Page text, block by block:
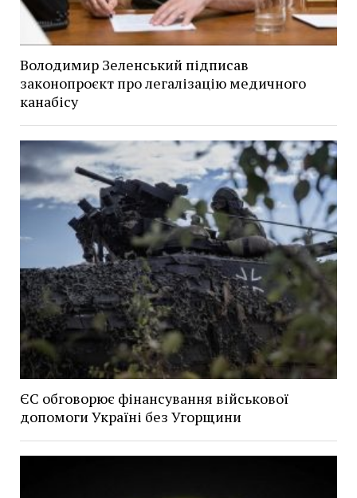
Володимир Зеленський підписав
законопроєкт про легалізацію медичного
канабісу
ЄС обговорює фінансування військової
допомоги Україні без Угорщини